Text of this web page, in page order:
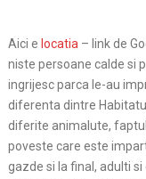
Aici e locatia – link de
niste persoane calde si
ingrijesc parca le-au
diferenta dintre
diferite animalute,
poveste care este
gazde si la final, adulti